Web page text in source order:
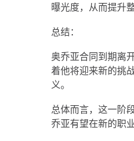
曝光度，从而提升
总结：
奥乔亚合同到期离
着他将迎来新的挑
义。
总体而言，这一阶
乔亚有望在新的职